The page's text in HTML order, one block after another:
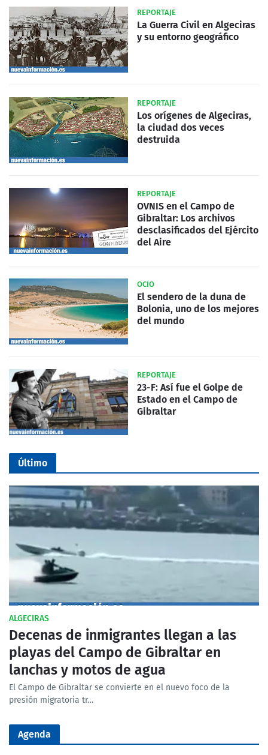
REPORTAJE
La Guerra Civil en Algeciras
y su entorno geográfico
REPORTAJE
Los orígenes de Algeciras,
la ciudad dos veces
destruida
REPORTAJE
OVNIS en el Campo de
Gibraltar: Los archivos
desclasificados del Ejército
del Aire
OCIO
El sendero de la duna de
Bolonia, uno de los mejores
del mundo
REPORTAJE
23-F: Así fue el Golpe de
Estado en el Campo de
Gibraltar
Último
ALGECIRAS
Decenas de inmigrantes llegan a las
playas del Campo de Gibraltar en
lanchas y motos de agua
El Campo de Gibraltar se convierte en el nuevo foco de la
presión migratoria tr…
Agenda